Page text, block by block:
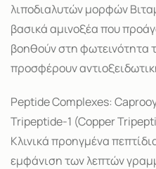
λιποδιαλυτών μορφών
βασικά αμινοξέα που
βοηθούν στη φωτεινότητα
προσφέρουν
Peptide Complexes:
Tripeptide-1 (Copper
Κλινικά προηγμένα
εμφάνιση των λεπτών